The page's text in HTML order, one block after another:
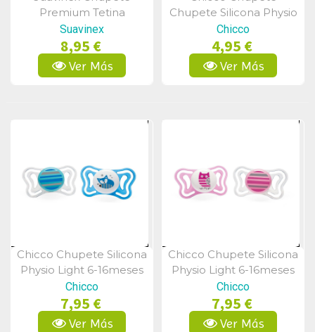
Premium Tetina
Fisiológica Silicona 6-
18m
Suavinex
8,95 €
Ver Más
Chupete Silicona Physio
Soft 6-16m Azul
Chicco
4,95 €
Ver Más
Vista Rápida
Chicco Chupete Silicona
Physio Light 6-16meses
2Uds Azul
Chicco
7,95 €
Ver Más
Vista Rápida
Chicco Chupete Silicona
Physio Light 6-16meses
2Uds Rosa
Chicco
7,95 €
Ver Más